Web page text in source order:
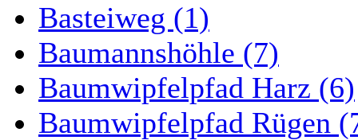
Basteiweg (1)
Baumannshöhle (7)
Baumwipfelpfad Harz (6)
Baumwipfelpfad Rügen